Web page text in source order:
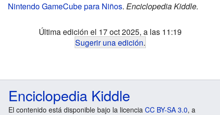
Nintendo GameCube para Niños. Enciclopedia Kiddle.
Última edición el 17 oct 2025, a las 11:19
Sugerir una edición.
Enciclopedia Kiddle
El contenido está disponible bajo la licencia CC BY-SA 3.0, a